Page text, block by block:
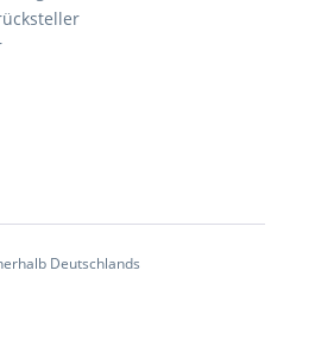
Deutschlands